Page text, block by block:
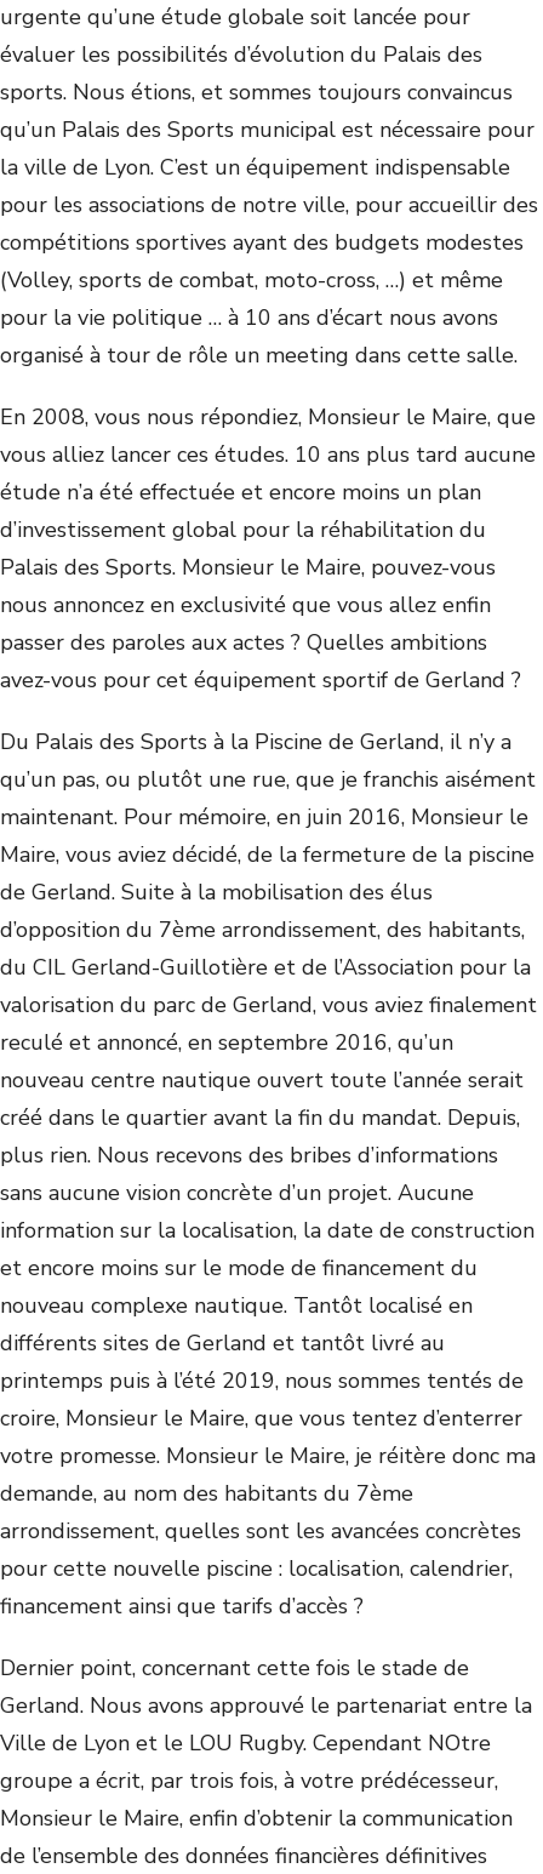
urgente qu’une étude globale soit lancée pour
évaluer les possibilités d’évolution du Palais des
sports. Nous étions, et sommes toujours convaincus
qu’un Palais des Sports municipal est nécessaire pour
la ville de Lyon. C’est un équipement indispensable
pour les associations de notre ville, pour accueillir des
compétitions sportives ayant des budgets modestes
(Volley, sports de combat, moto-cross, …) et même
pour la vie politique … à 10 ans d’écart nous avons
organisé à tour de rôle un meeting dans cette salle.
En 2008, vous nous répondiez, Monsieur le Maire, que
vous alliez lancer ces études. 10 ans plus tard aucune
étude n’a été effectuée et encore moins un plan
d’investissement global pour la réhabilitation du
Palais des Sports. Monsieur le Maire, pouvez-vous
nous annoncez en exclusivité que vous allez enfin
passer des paroles aux actes ? Quelles ambitions
avez-vous pour cet équipement sportif de Gerland ?
Du Palais des Sports à la Piscine de Gerland, il n’y a
qu’un pas, ou plutôt une rue, que je franchis aisément
maintenant. Pour mémoire, en juin 2016, Monsieur le
Maire, vous aviez décidé, de la fermeture de la piscine
de Gerland. Suite à la mobilisation des élus
d’opposition du 7ème arrondissement, des habitants,
du CIL Gerland-Guillotière et de l’Association pour la
valorisation du parc de Gerland, vous aviez finalement
reculé et annoncé, en septembre 2016, qu’un
nouveau centre nautique ouvert toute l’année serait
créé dans le quartier avant la fin du mandat. Depuis,
plus rien. Nous recevons des bribes d’informations
sans aucune vision concrète d’un projet. Aucune
information sur la localisation, la date de construction
et encore moins sur le mode de financement du
nouveau complexe nautique. Tantôt localisé en
différents sites de Gerland et tantôt livré au
printemps puis à l’été 2019, nous sommes tentés de
croire, Monsieur le Maire, que vous tentez d’enterrer
votre promesse. Monsieur le Maire, je réitère donc ma
demande, au nom des habitants du 7ème
arrondissement, quelles sont les avancées concrètes
pour cette nouvelle piscine : localisation, calendrier,
financement ainsi que tarifs d’accès ?
Dernier point, concernant cette fois le stade de
Gerland. Nous avons approuvé le partenariat entre la
Ville de Lyon et le LOU Rugby. Cependant NOtre
groupe a écrit, par trois fois, à votre prédécesseur,
Monsieur le Maire, enfin d’obtenir la communication
de l’ensemble des données financières définitives